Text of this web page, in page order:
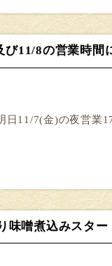
び11/8の営業時間
日11/7(金)の夜営業
味噌煮込みスター